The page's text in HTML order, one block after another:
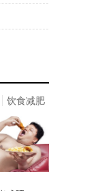
饮食减肥